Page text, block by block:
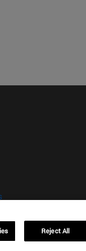
Reject All